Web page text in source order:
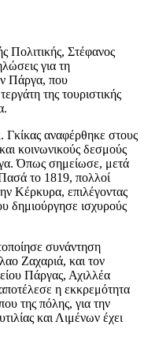
Πολιτικής, Στέφανος
για τη
Πάργα, που
της τουριστικής
αναφέρθηκε στους
κοινωνικούς δεσμούς
Όπως σημείωσε, μετά
το 1819, πολλοί
Κέρκυρα, επιλέγοντας
δημιούργησε ισχυρούς
συνάντηση
Ζαχαριά, και τον
Πάργας, Αχιλλέα
η εκκρεμότητα
της πόλης, για την
και Λιμένων έχει